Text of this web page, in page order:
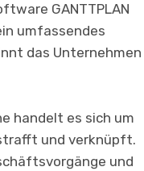
GANTTPLAN
umfassen­des
das Unternehmen
handelt es sich um
und verknüpft.
und